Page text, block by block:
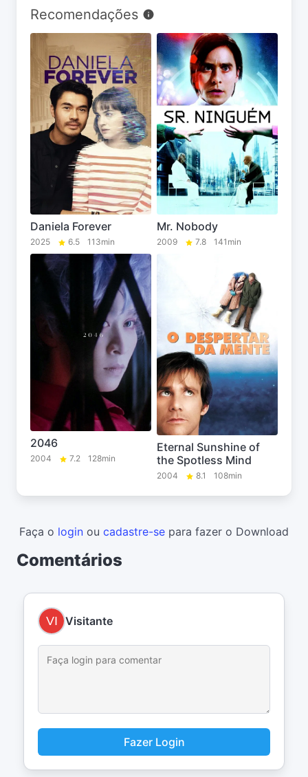
Recomendações
Daniela Forever
2025 6.5 113min
Mr. Nobody
2009 7.8 141min
2046
2004 7.2 128min
Eternal Sunshine of
the Spotless Mind
2004 8.1 108min
Faça o login ou cadastre-se para fazer o Download
Comentários
Visitante
Fazer Login